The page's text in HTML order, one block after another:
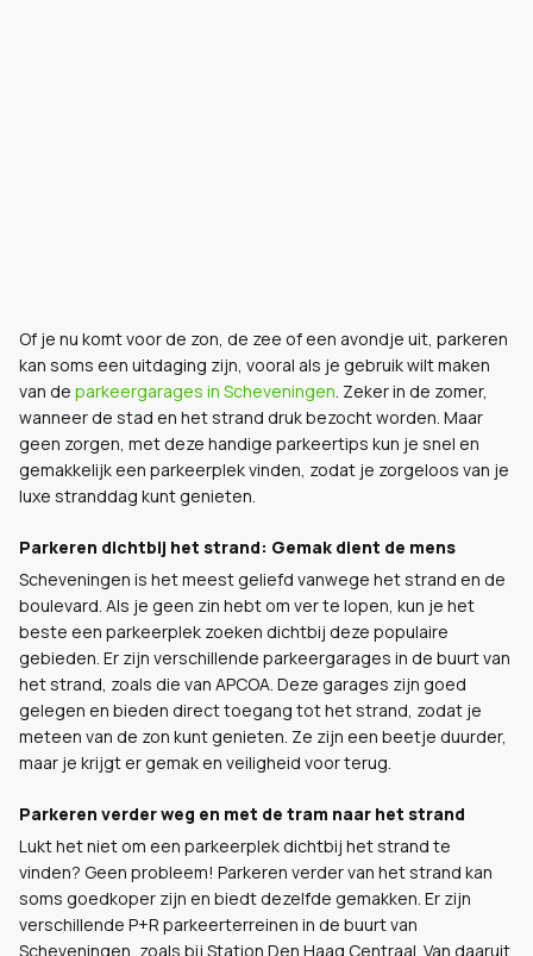
Of je nu komt voor de zon, de zee of een avondje uit, parkeren
kan soms een uitdaging zijn, vooral als je gebruik wilt maken
van de parkeergarages in Scheveningen. Zeker in de zomer,
wanneer de stad en het strand druk bezocht worden. Maar
geen zorgen, met deze handige parkeertips kun je snel en
gemakkelijk een parkeerplek vinden, zodat je zorgeloos van je
luxe stranddag kunt genieten.
Parkeren dichtbij het strand: Gemak dient de mens
Scheveningen is het meest geliefd vanwege het strand en de
boulevard. Als je geen zin hebt om ver te lopen, kun je het
beste een parkeerplek zoeken dichtbij deze populaire
gebieden. Er zijn verschillende parkeergarages in de buurt van
het strand, zoals die van APCOA. Deze garages zijn goed
gelegen en bieden direct toegang tot het strand, zodat je
meteen van de zon kunt genieten. Ze zijn een beetje duurder,
maar je krijgt er gemak en veiligheid voor terug.
Parkeren verder weg en met de tram naar het strand
Lukt het niet om een parkeerplek dichtbij het strand te
vinden? Geen probleem! Parkeren verder van het strand kan
soms goedkoper zijn en biedt dezelfde gemakken. Er zijn
verschillende P+R parkeerterreinen in de buurt van
Scheveningen, zoals bij Station Den Haag Centraal. Van daaruit